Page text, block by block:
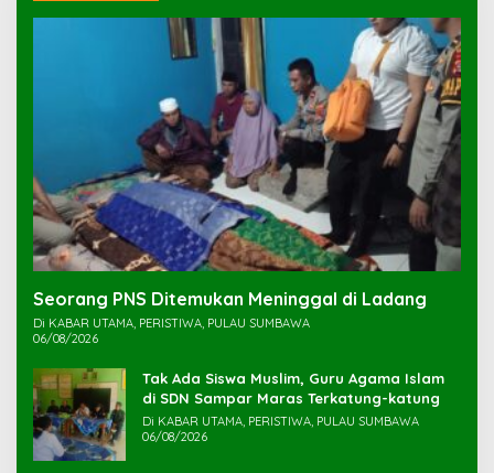
Seorang PNS Ditemukan Meninggal di Ladang
Di KABAR UTAMA, PERISTIWA, PULAU SUMBAWA
06/08/2026
Tak Ada Siswa Muslim, Guru Agama Islam
di SDN Sampar Maras Terkatung-katung ‎
Di KABAR UTAMA, PERISTIWA, PULAU SUMBAWA
06/08/2026